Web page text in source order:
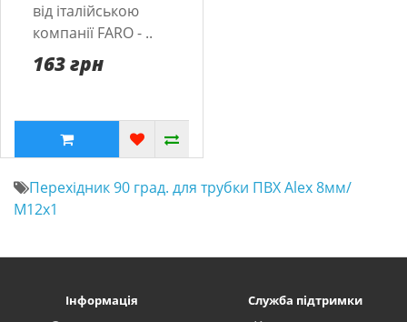
від італійською
компанії FARO - ..
163 грн
Перехідник 90 град. для трубки ПВХ Alex 8мм/
М12х1
Інформація Служба підтримки